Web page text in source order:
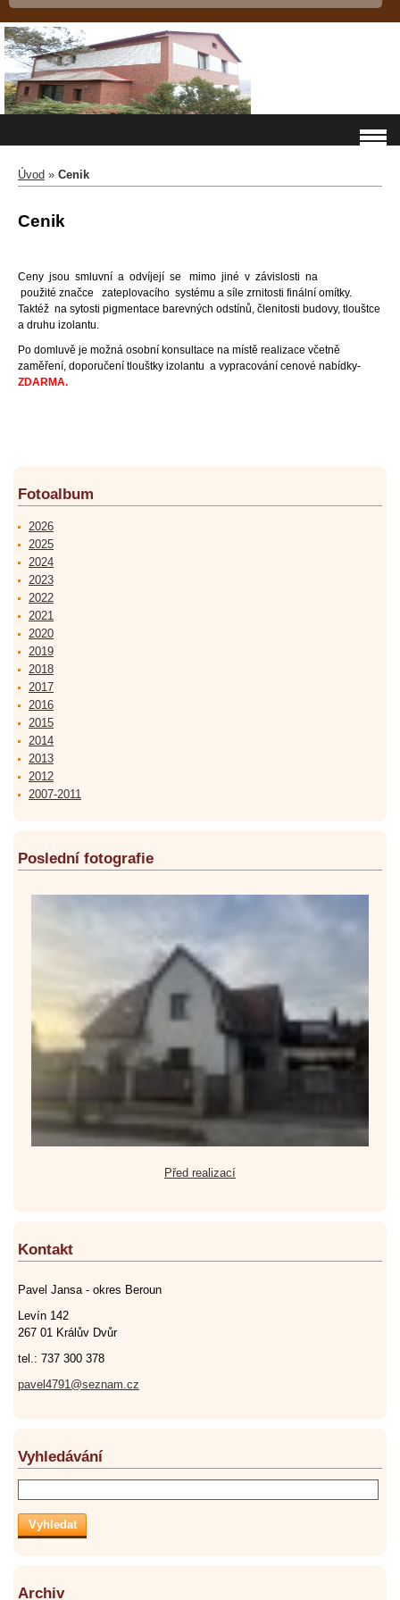
Úvod » Cenik
Cenik
Ceny jsou smluvní a odvíjejí se mimo jiné v závislosti na
použité značce zateplovacího systému a síle zrnitosti finální omítky.
Taktéž na sytosti pigmentace barevných odstínů, členitosti budovy, tlouštce
a druhu izolantu.
Po domluvě je možná osobní konsultace na místě realizace včetně
zaměření, doporučení tlouštky izolantu a vypracování cenové nabídky-
ZDARMA.
Fotoalbum
2026
2025
2024
2023
2022
2021
2020
2019
2018
2017
2016
2015
2014
2013
2012
2007-2011
Poslední fotografie
Před realizací
Kontakt
Pavel Jansa - okres Beroun
Levín 142
267 01 Králův Dvůr
tel.: 737 300 378
pavel4791@seznam.cz
Vyhledávání
Archiv